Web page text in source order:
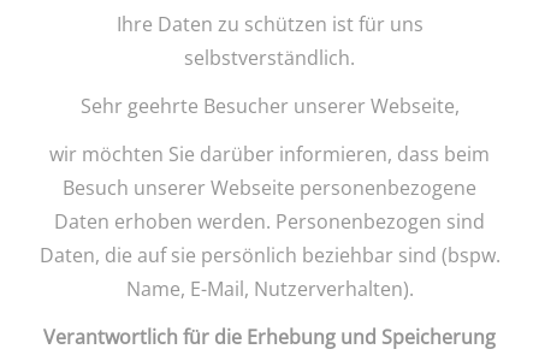
TERMINE
Ihre Daten zu schützen ist für uns
selbstverständlich.
Sehr geehrte Besucher unserer Webseite,
wir möchten Sie darüber informieren, dass beim
Besuch unserer Webseite personenbezogene
Daten erhoben werden. Personenbezogen sind
Daten, die auf sie persönlich beziehbar sind (bspw.
Name, E-Mail, Nutzerverhalten).
Verantwortlich für die Erhebung und Speicherung